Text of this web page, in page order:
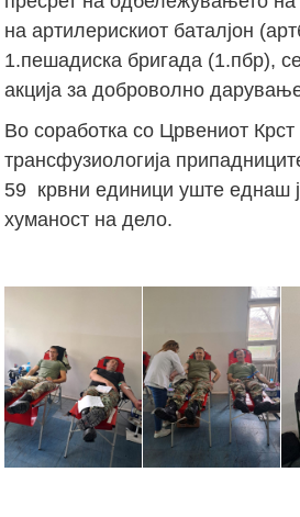
на артилерискиот баталјон
1.пешадиска бригада (1.пбр),
акција за доброволно
Во соработка со Црвениот
трансфузиологија
59 крвни единици уште еднаш
хуманост на дело.